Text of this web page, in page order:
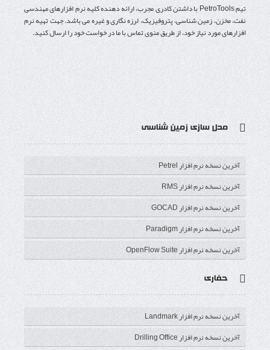
تیم PetroTools با داشتن کادری مجرب، ارائه دهنده کلیه نرم افزارهای مهندسی
نفت، مخزن، زمین شناسی، پتروفیزیک، لرزه نگاری و غیره می باشد. جهت تهیه نرم
افزارهای مورد نیاز خود، از طریق منوی تماس با ما در خواست خود را ارسال کنید.
ف
یس
بوک
ت
وییتر
گ
وگل
پلاس
ی
وت
یوب
آ
ر اس
اس
مدل سازی زمین شناسی
آخرین نسخه نرم افزار Petrel
آخرین نسخه نرم افزار RMS
آخرین نسخه نرم افزار GOCAD
آخرین نسخه نرم افزار Paradigm
آخرین نسخه نرم افزار OpenFlow Suite
حفاری
آخرین نسخه نرم افزار Landmark
آخرین نسخه نرم افزار Drilling Office